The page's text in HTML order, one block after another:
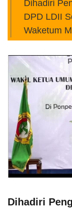
Dihadiri
DPD LDII
Waketum
Dihadiri